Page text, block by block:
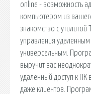
online - возможность
компьютером из
знакомство с
управления удаленным
универсальным.
выручит вас
удаленный доступ к
даже клиентов.